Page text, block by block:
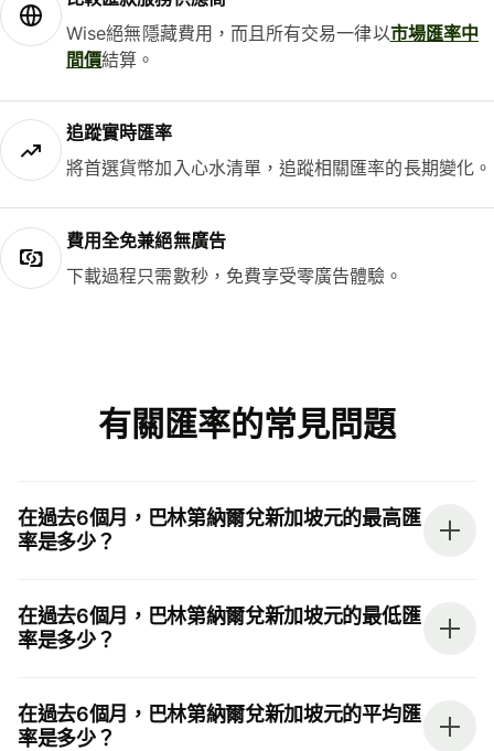
Wise絕無隱藏費用，而且所有交易一律以市場匯率中
間價結算。
追蹤實時匯率
將首選貨幣加入心水清單，追蹤相關匯率的長期變化。
費用全免兼絕無廣告
下載過程只需數秒，免費享受零廣告體驗。
有關匯率的常見問題
在過去6個月，巴林第納爾兌新加坡元的最高匯
率是多少？
在過去6個月，巴林第納爾兌新加坡元的最低匯
率是多少？
在過去6個月，巴林第納爾兌新加坡元的平均匯
率是多少？